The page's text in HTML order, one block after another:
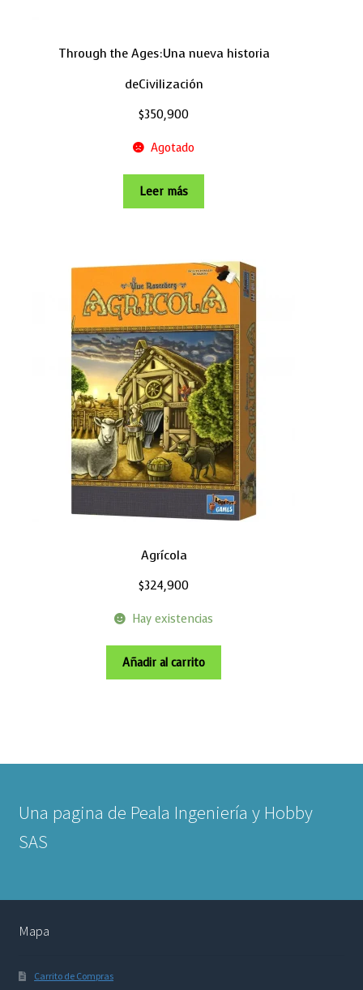
Through the Ages:Una nueva historia
deCivilización
$350,900
Agotado
Leer más
Agrícola
$324,900
Hay existencias
Añadir al carrito
Una pagina de Peala Ingeniería y Hobby
SAS
Mapa
Carrito de Compras